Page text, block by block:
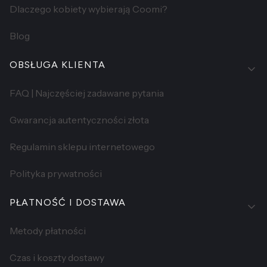
Dlaczego kobiety wybierają Coomi?
Blog
OBSŁUGA KLIENTA
FAQ | Najczęściej zadawane pytania
Gwarancja autentyczności złota
Regulamin sklepu internetowego
Polityka prywatności
PŁATNOŚĆ I DOSTAWA
Metody płatności
Czas i koszty dostawy